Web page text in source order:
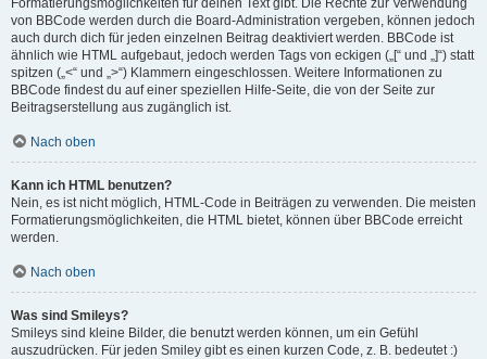
Formatierungsmöglichkeiten für deinen Text gibt. Die Rechte zur Verwendung
von BBCode werden durch die Board-Administration vergeben, können jedoch
auch durch dich für jeden einzelnen Beitrag deaktiviert werden. BBCode ist
ähnlich wie HTML aufgebaut, jedoch werden Tags von eckigen („[“ und „]“) statt
spitzen („<“ und „>“) Klammern eingeschlossen. Weitere Informationen zu
BBCode findest du auf einer speziellen Hilfe-Seite, die von der Seite zur
Beitragserstellung aus zugänglich ist.
Nach oben
Kann ich HTML benutzen?
Nein, es ist nicht möglich, HTML-Code in Beiträgen zu verwenden. Die meisten
Formatierungsmöglichkeiten, die HTML bietet, können über BBCode erreicht
werden.
Nach oben
Was sind Smileys?
Smileys sind kleine Bilder, die benutzt werden können, um ein Gefühl
auszudrücken. Für jeden Smiley gibt es einen kurzen Code, z. B. bedeutet :)